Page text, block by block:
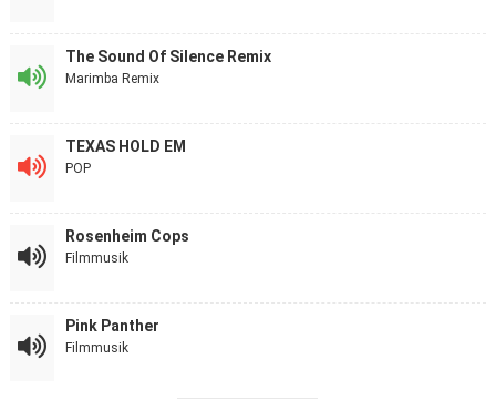
The Sound Of Silence Remix
Marimba Remix
TEXAS HOLD EM
POP
Rosenheim Cops
Filmmusik
Pink Panther
Filmmusik